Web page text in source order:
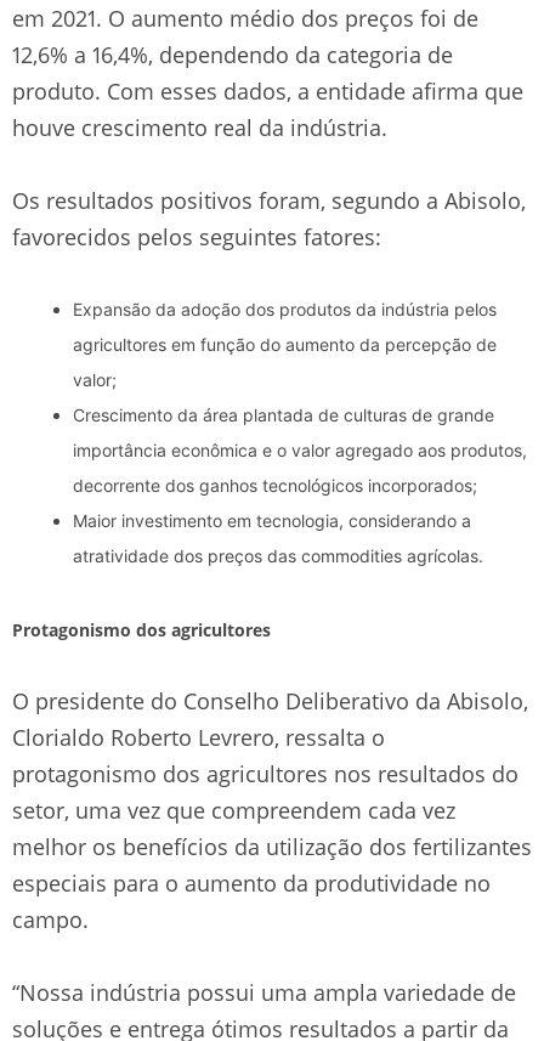
em 2021. O aumento médio dos preços foi de
12,6% a 16,4%, dependendo da categoria de
produto. Com esses dados, a entidade afirma que
houve crescimento real da indústria.
Os resultados positivos foram, segundo a Abisolo,
favorecidos pelos seguintes fatores:
Expansão da adoção dos produtos da indústria pelos
agricultores em função do aumento da percepção de
valor;
Crescimento da área plantada de culturas de grande
importância econômica e o valor agregado aos produtos,
decorrente dos ganhos tecnológicos incorporados;
Maior investimento em tecnologia, considerando a
atratividade dos preços das commodities agrícolas.
Protagonismo dos agricultores
O presidente do Conselho Deliberativo da Abisolo,
Clorialdo Roberto Levrero, ressalta o
protagonismo dos agricultores nos resultados do
setor, uma vez que compreendem cada vez
melhor os benefícios da utilização dos fertilizantes
especiais para o aumento da produtividade no
campo.
“Nossa indústria possui uma ampla variedade de
soluções e entrega ótimos resultados a partir da